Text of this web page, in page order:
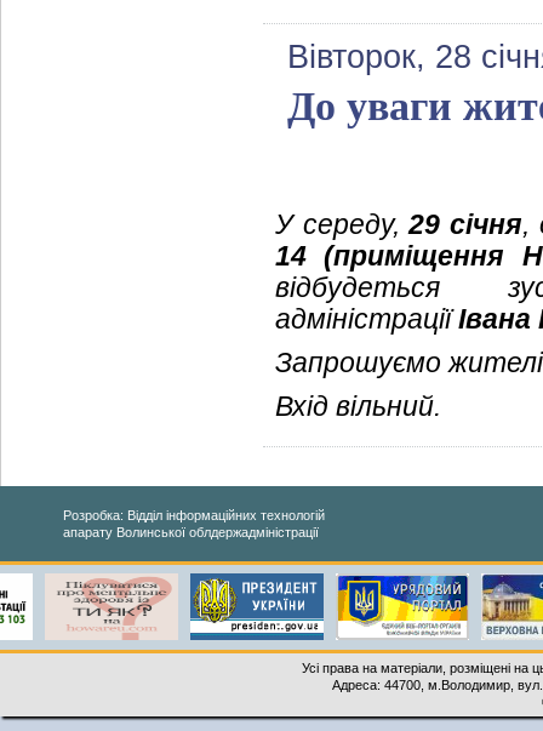
Вівторок, 28
До уваги
У середу,29 січня,
14 (приміщення
відбудеться
адміністрації
Запрошуємо
Вхід вільний.
Розробка: Відділ інформаційних технологій
апарату Волинської облдержадміністрації
Усі права на матеріали, розміщені на
Адреса: 44700, м.Володимир,